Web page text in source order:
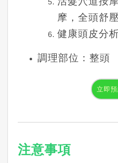
摩，全頭舒壓
健康頭皮分
調理部位：整頭
立即
注意事項